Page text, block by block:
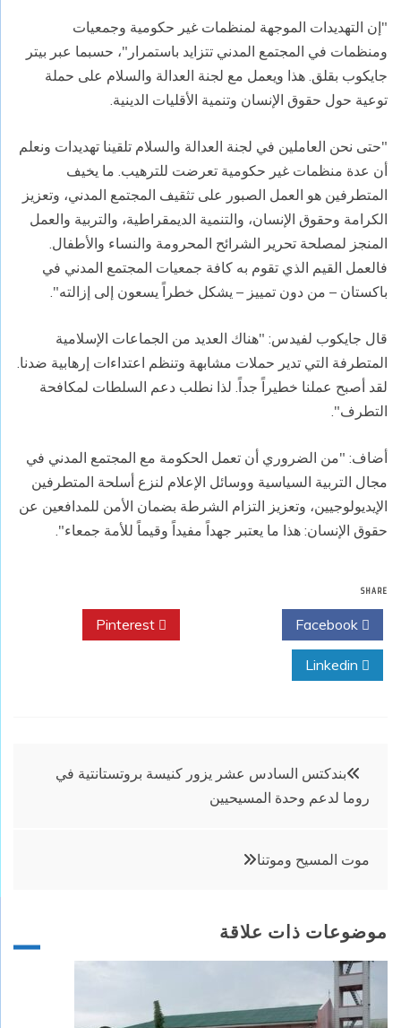
"إن التهديدات الموجهة لمنظمات غير حكومية وجمعيات
ومنظمات في المجتمع المدني تتزايد باستمرار"، حسبما عبر بيتر
جايكوب بقلق. هذا ويعمل مع لجنة العدالة والسلام على حملة
توعية حول حقوق الإنسان وتنمية الأقليات الدينية.
"حتى نحن العاملين في لجنة العدالة والسلام تلقينا تهديدات ونعلم
أن عدة منظمات غير حكومية تعرضت للترهيب. ما يخيف
المتطرفين هو العمل الصبور على تثقيف المجتمع المدني، وتعزيز
الكرامة وحقوق الإنسان، والتنمية الديمقراطية، والتربية والعمل
المنجز لمصلحة تحرير الشرائح المحرومة والنساء والأطفال.
فالعمل القيم الذي تقوم به كافة جمعيات المجتمع المدني في
باكستان – من دون تمييز – يشكل خطراً يسعون إلى إزالته".
قال جايكوب لفيدس: "هناك العديد من الجماعات الإسلامية
المتطرفة التي تدير حملات مشابهة وتنظم اعتداءات إرهابية ضدنا.
لقد أصبح عملنا خطيراً جداً. لذا نطلب دعم السلطات لمكافحة
التطرف".
أضاف: "من الضروري أن تعمل الحكومة مع المجتمع المدني في
مجال التربية السياسية ووسائل الإعلام لنزع أسلحة المتطرفين
الإيديولوجيين، وتعزيز التزام الشرطة بضمان الأمن للمدافعين عن
حقوق الإنسان: هذا ما يعتبر جهداً مفيداً وقيماً للأمة جمعاء".
SHARE
تصفّح
المقالات
بندكتس السادس عشر يزور كنيسة بروتستانتية في
روما لدعم وحدة المسيحيين
موت المسيح وموتنا
موضوعات ذات علاقة